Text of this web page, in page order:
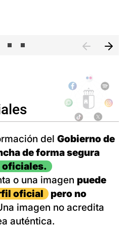
del Gobierno de
de forma segura
oficiales.
o una imagen puede
oficial
pero no
imagen no acredita
auténtica.